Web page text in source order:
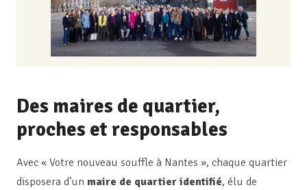
Des maires de quartier,
proches et responsables
Avec « Votre nouveau souffle à Nantes », chaque quartier
disposera d’un maire de quartier identifié, élu de